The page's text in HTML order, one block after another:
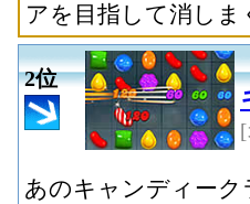
アを目指して消しま
2位
あのキャンディー